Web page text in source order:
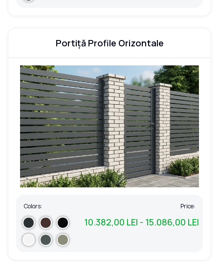
Portiță Profile Orizontale
Colors: Price:
10.382,00 LEI - 15.086,00 LEI